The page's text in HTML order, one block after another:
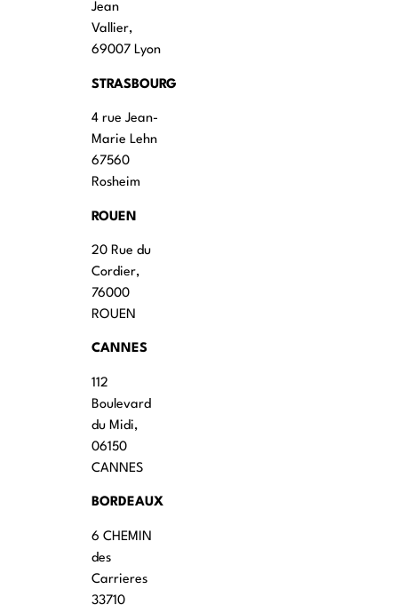
Jean
Vallier,
69007 Lyon
STRASBOURG
4 rue Jean-
Marie Lehn
67560
Rosheim
ROUEN
20 Rue du
Cordier,
76000
ROUEN
CANNES
112
Boulevard
du Midi,
06150
CANNES
BORDEAUX
6 CHEMIN
des
Carrieres
33710